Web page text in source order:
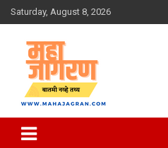
Skip
to
Saturday, August 8, 2026
महा जागरण